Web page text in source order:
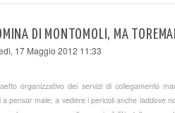
DI MONTOMOLI, MA
17 Maggio 2012 11:33
organizzativo dei servizi di collegamento
pensar male; a vedere i pericoli anche laddove